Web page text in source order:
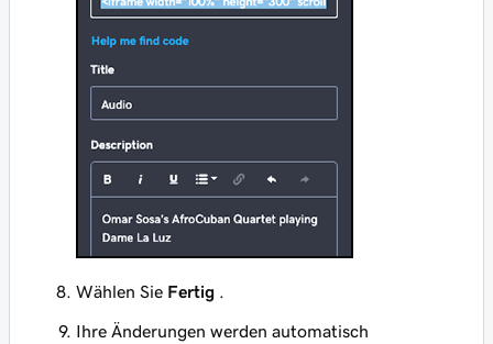
Wählen Sie Fertig .
Ihre Änderungen werden automatisch